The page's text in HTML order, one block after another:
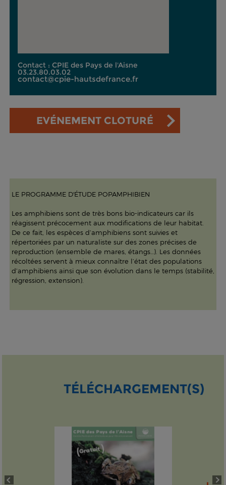
Contact : CPIE des Pays de l'Aisne
03.23.80.03.02
contact@cpie-hautsdefrance.fr
EVÉNEMENT CLOTURÉ
LE PROGRAMME D'ÉTUDE POPAMPHIBIEN
Les amphibiens sont de très bons bio-indicateurs car ils
réagissent précocement aux modifications de leur habitat.
De ce fait, les espèces d’amphibiens sont suivies et
répertoriées par un naturaliste sur des zones précises de
reproduction (ensemble de mares, étangs…). Les données
récoltées servent à mieux connaître l’état des populations
d’amphibiens ainsi que son évolution dans le temps (stabilité,
régression, extension).
TÉLÉCHARGEMENT(S)